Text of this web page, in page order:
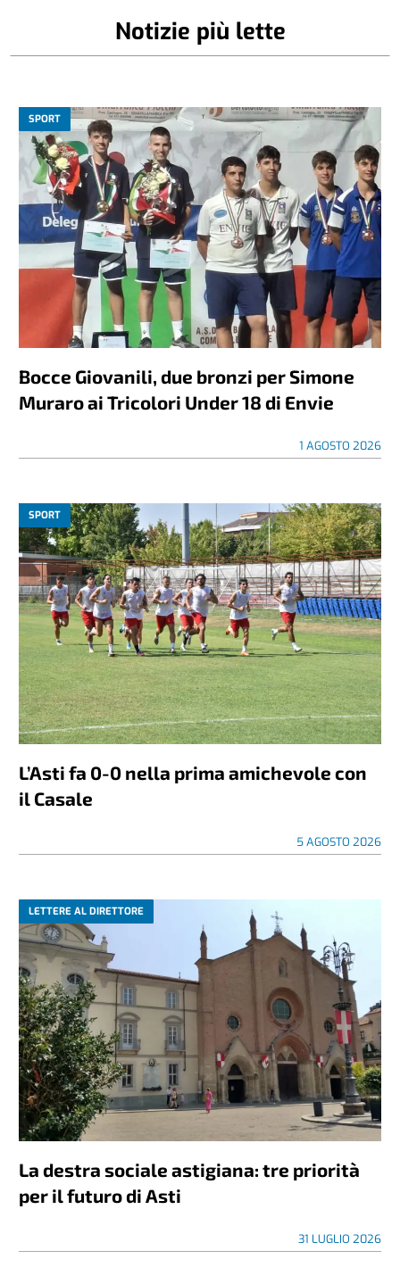
Notizie più lette
SPORT
Bocce Giovanili, due bronzi per Simone
Muraro ai Tricolori Under 18 di Envie
1 AGOSTO 2026
SPORT
L’Asti fa 0-0 nella prima amichevole con
il Casale
5 AGOSTO 2026
LETTERE AL DIRETTORE
La destra sociale astigiana: tre priorità
per il futuro di Asti
31 LUGLIO 2026